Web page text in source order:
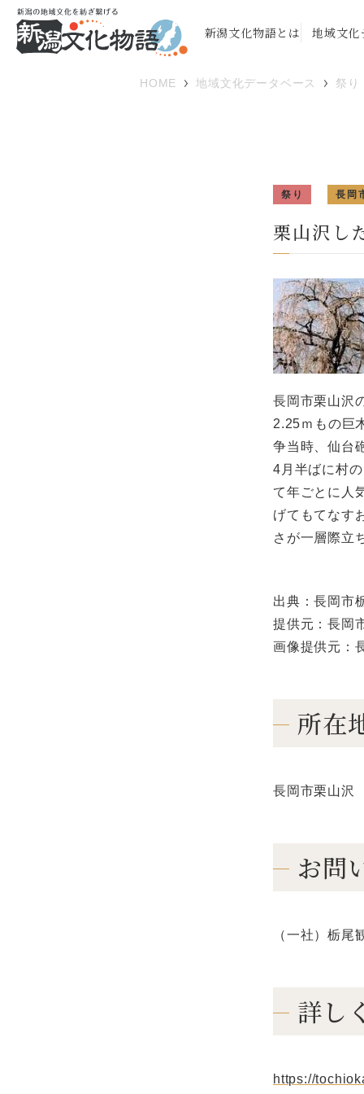
新潟文化物語とは 地域文化
HOME 地域文化データベース 祭り
祭り 長岡
栗山沢し
長岡市栗山沢
2.25ｍもの巨
争当時、仙台
4月半ばに村
て年ごとに人
げてもてなす
さが一層際立
出典：長岡市
提供元：長岡
画像提供元：
所在
長岡市栗山沢
お問
（一社）栃
詳し
https://